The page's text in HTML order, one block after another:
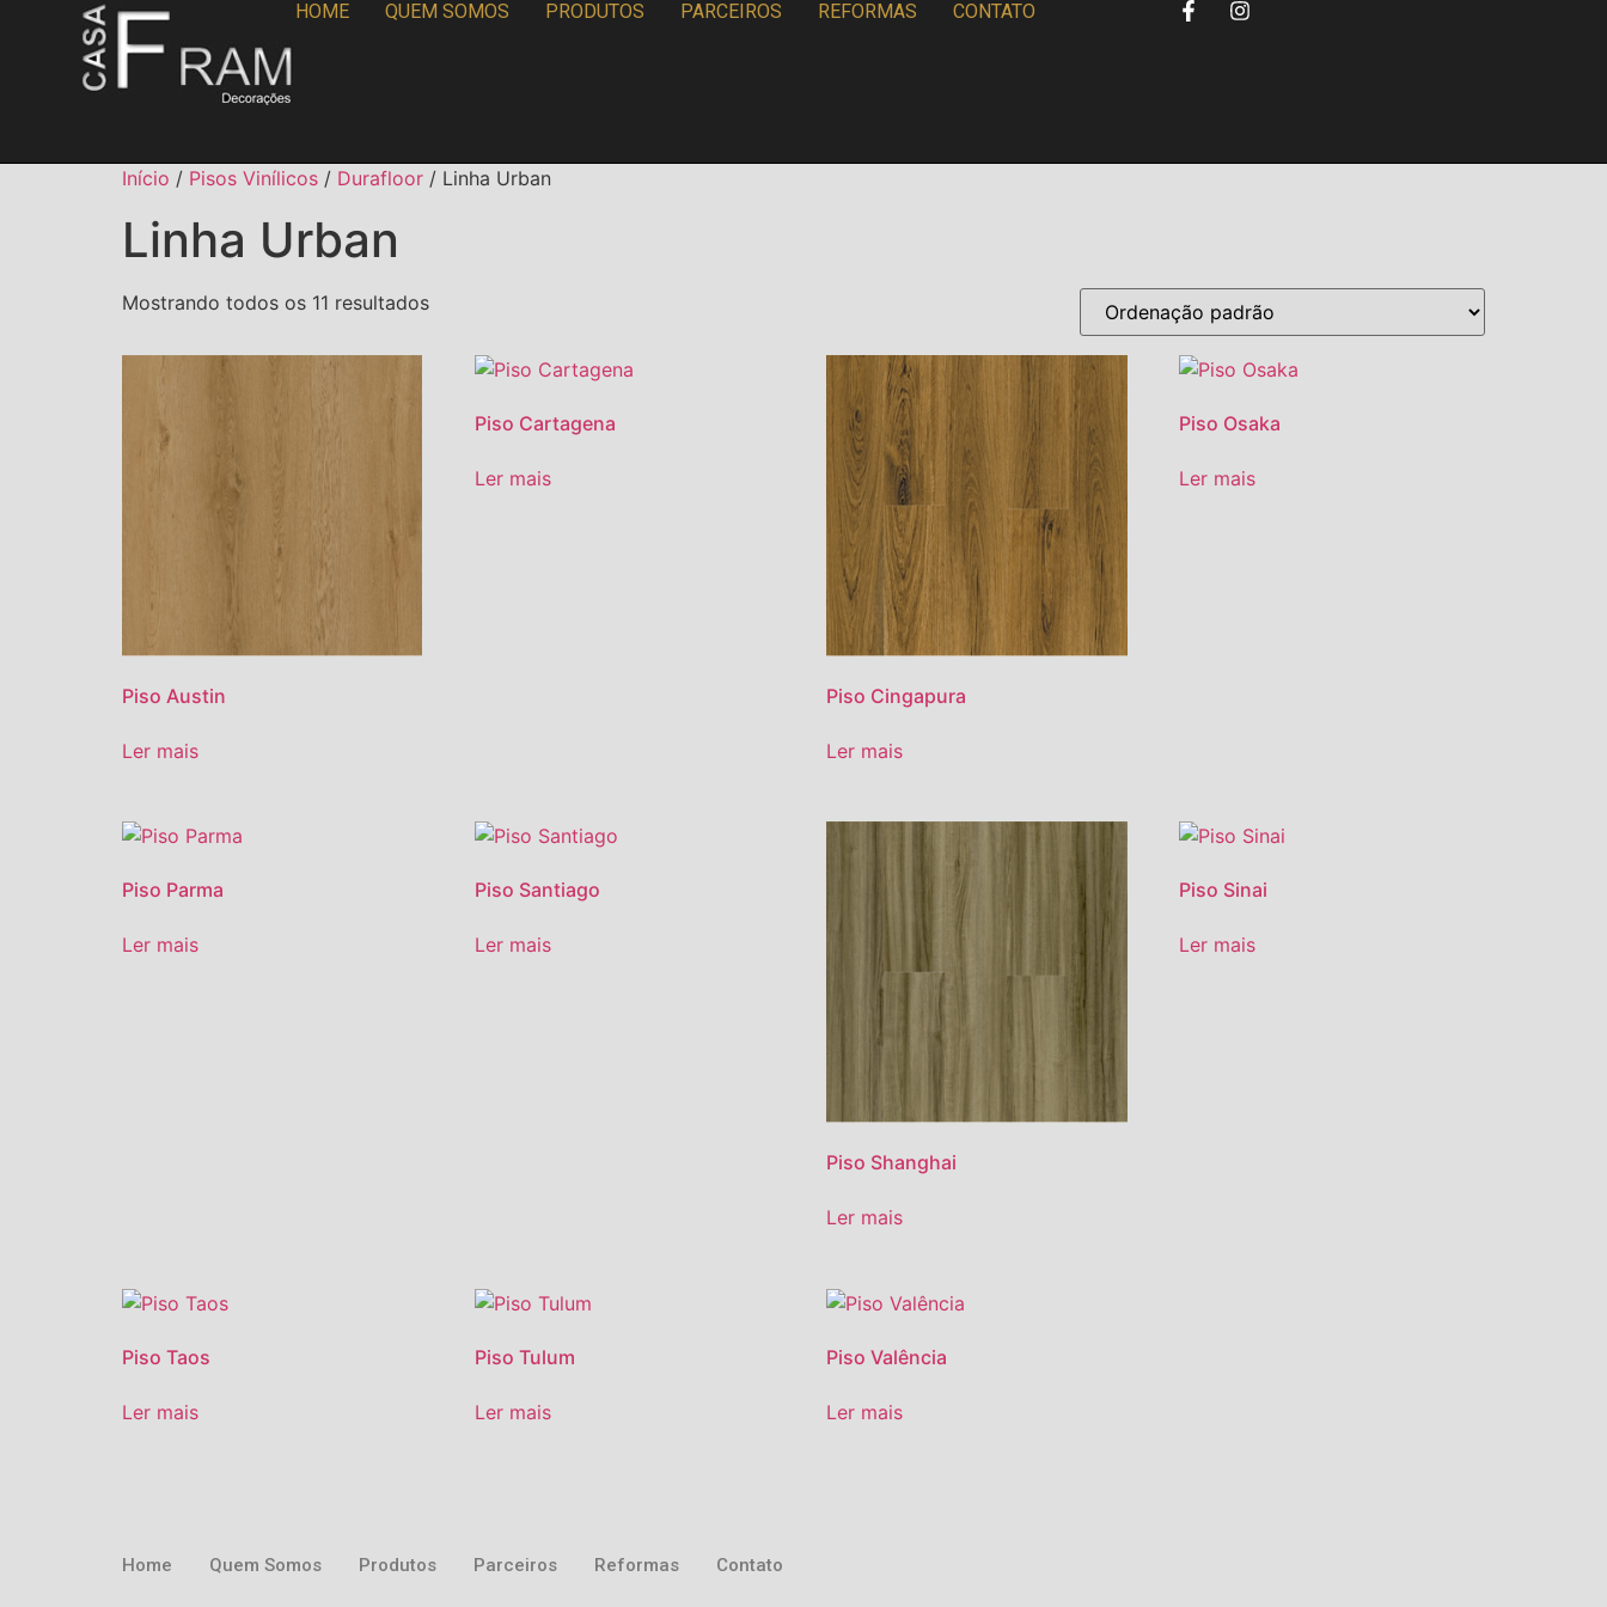
HOME QUEM SOMOS PRODUTOS PARCEIROS REFORMAS CONTATO
Início / Pisos Vinílicos / Durafloor / Linha Urban
Linha Urban
Mostrando todos os 11 resultados
Piso Austin
Ler mais
Piso Cartagena
Ler mais
Piso Cingapura
Ler mais
Piso Osaka
Ler mais
Piso Parma
Ler mais
Piso Santiago
Ler mais
Piso Shanghai
Ler mais
Piso Sinai
Ler mais
Piso Taos
Ler mais
Piso Tulum
Ler mais
Piso Valência
Ler mais
Home Quem Somos Produtos Parceiros Reformas Contato